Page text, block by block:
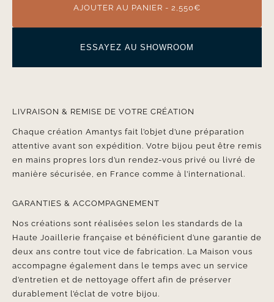
AJOUTER AU PANIER - 2,550€
ESSAYEZ AU SHOWROOM
LIVRAISON & REMISE DE VOTRE CRÉATION
Chaque création Amantys fait l’objet d’une préparation
attentive avant son expédition. Votre bijou peut être remis
en mains propres lors d’un rendez-vous privé ou livré de
manière sécurisée, en France comme à l’international.
GARANTIES & ACCOMPAGNEMENT
Nos créations sont réalisées selon les standards de la
Haute Joaillerie française et bénéficient d’une garantie de
deux ans contre tout vice de fabrication. La Maison vous
accompagne également dans le temps avec un service
d’entretien et de nettoyage offert afin de préserver
durablement l’éclat de votre bijou.